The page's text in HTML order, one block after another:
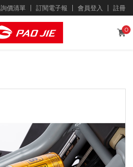
詢價清單 訂閱電子報 會員登入 註冊
0